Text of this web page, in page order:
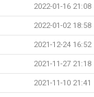
2022-01-16 21:08
2022-01-02 18:58
2021-12-24 16:52
2021-11-27 21:18
2021-11-10 21:41